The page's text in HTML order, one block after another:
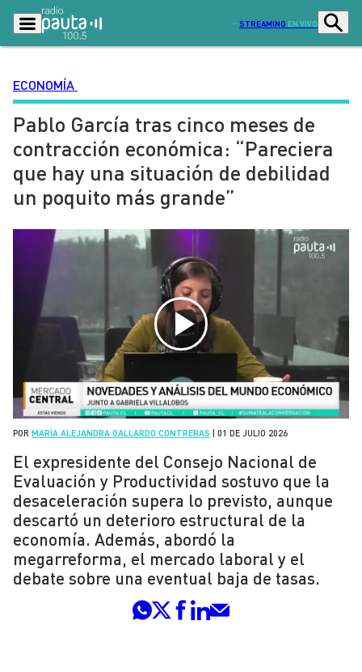
STREAMING EN VIVO
Podcasts Programas
Lo Último Actualidad
Ciudad Economía
Radio en vivo
Tendencias Deportes
Entretención y Cultura
Dato en Pauta
Contenido Patrocinado
ECONOMÍA
Pablo García tras cinco meses de
contracción económica: “Pareciera
que hay una situación de debilidad
un poquito más grande”
POR MARÍA ALEJANDRA GALLARDO CONTRERAS 01 DE JULIO 2026
El expresidente del Consejo Nacional de
Evaluación y Productividad sostuvo que la
desaceleración supera lo previsto, aunque
descartó un deterioro estructural de la
economía. Además, abordó la
megarreforma, el mercado laboral y el
debate sobre una eventual baja de tasas.